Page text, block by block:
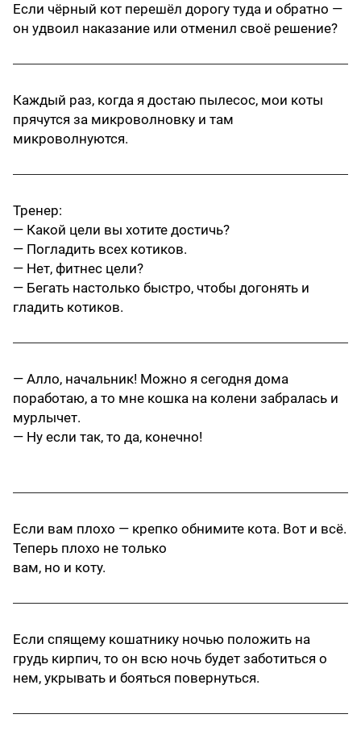
Если чёрный кот перешёл дорогу туда и обратно —
он удвоил наказание или отменил своё решение?
Каждый раз, когда я достаю пылесос, мои коты
прячутся за микроволновку и там
микроволнуются.
Тренер:
— Какой цели вы хотите достичь?
— Погладить всех котиков.
— Нет, фитнес цели?
— Бегать настолько быстро, чтобы догонять и
гладить котиков.
— Алло, начальник! Можно я сегодня дома
поработаю, а то мне кошка на колени забралась и
мурлычет.
— Ну если так, то да, конечно!
Если вам плохо — крепко обнимите кота. Вот и всё.
Теперь плохо не только
вам, но и коту.
Если спящему кошатнику ночью положить на
грудь кирпич, то он всю ночь будет заботиться о
нем, укрывать и бояться повернуться.